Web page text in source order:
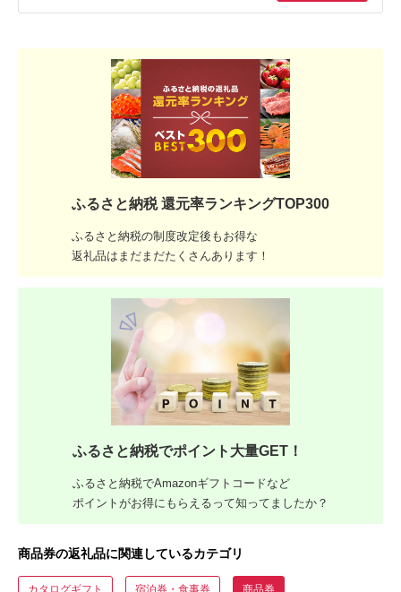
ふるさと納税 還元率ランキングTOP300
ふるさと納税の制度改定後もお得な
返礼品はまだまだたくさんあります！
ふるさと納税でポイント大量GET！
ふるさと納税でAmazonギフトコードなど
ポイントがお得にもらえるって知ってましたか？
商品券の返礼品に関連しているカテゴリ
カタログギフト 宿泊券・食事券 商品券